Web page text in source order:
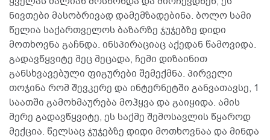
ნივთები მასობრივად დამემზადებინა. ბოლო სამი
წელია საქართველოს ბაზარზე ჯუჯებზე დიდი
მოთხოვნა გაჩნდა. ინსპირაციაც აქედან წამოვიდა.
გადავწყვიტე მეც მეცადა, ჩემი დიზაინით
განსხვავებული ფიგურები შემექმნა. პირველი
თოჯინა რომ შევკერე და ინტერნეტში განვათავსე, 1
საათში გამოხმაურება მოჰყვა და გაიყიდა. ამის
მერე გადავწყვიტე, ეს საქმე შემოსავლის წყაროდ
მექცია. წელსაც ჯუჯებზე დიდი მოთხოვნაა და მინდა